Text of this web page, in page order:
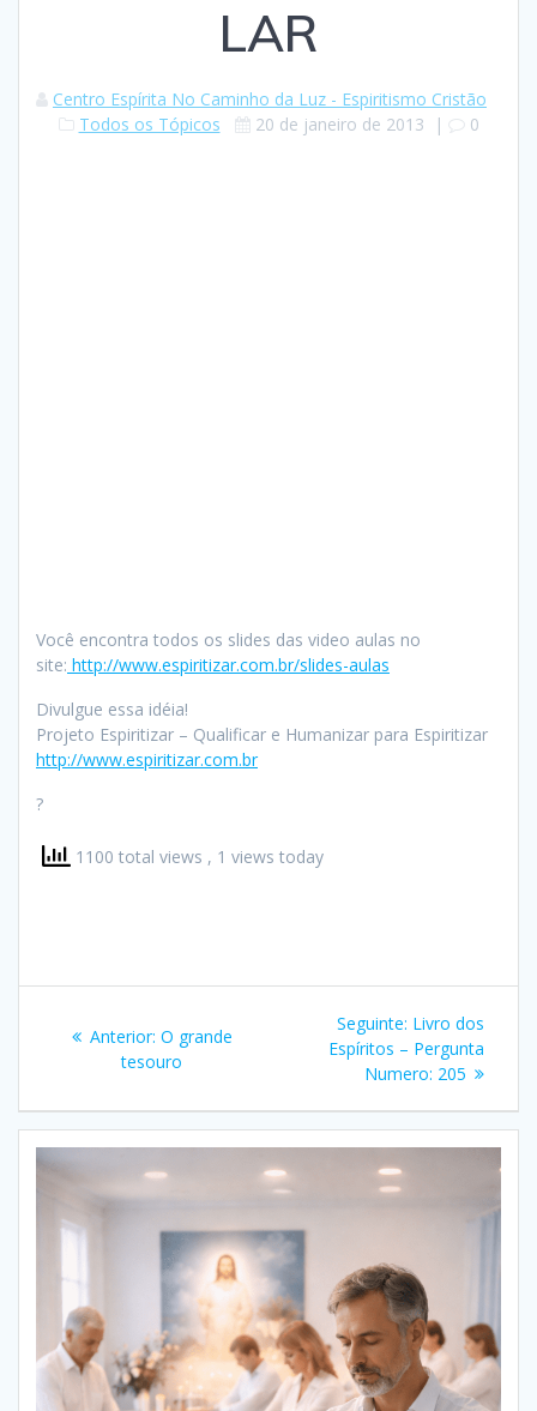
LAR
Centro Espírita No Caminho da Luz - Espiritismo Cristão
Todos os Tópicos
20 de janeiro de 2013 | 0
Você encontra todos os slides das video aulas no
site: http://www.espiritizar.com.br/slides-aulas
Divulgue essa idéia!
Projeto Espiritizar – Qualificar e Humanizar para Espiritizar
http://www.espiritizar.com.br
?
1100 total views , 1 views today
Post
Anterior: Post
anterior:
O grande
tesouro
Seguinte: Post
seguinte:
Livro dos
Espíritos – Pergunta
Numero: 205